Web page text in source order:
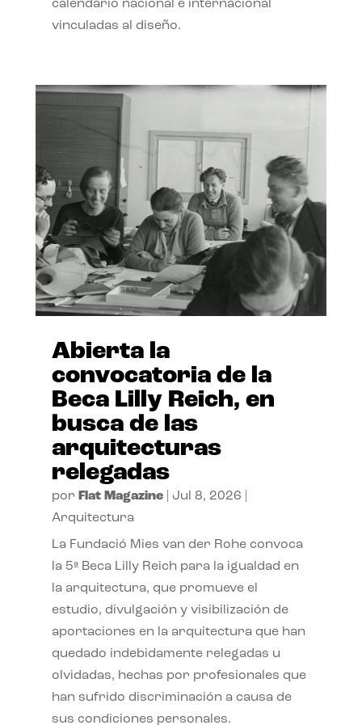
calendario nacional e internacional
vinculadas al diseño.
Abierta la
convocatoria de la
Beca Lilly Reich, en
busca de las
arquitecturas
relegadas
por Flat Magazine| Jul 8, 2026
Arquitectura
La Fundació Mies van der Rohe convoca
la 5ª Beca Lilly Reich para la igualdad en
la arquitectura, que promueve el
estudio, divulgación y visibilización de
aportaciones en la arquitectura que han
quedado indebidamente relegadas u
olvidadas, hechas por profesionales que
han sufrido discriminación a causa de
sus condiciones personales.